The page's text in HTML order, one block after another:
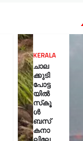
KERALA
ചാല
ക്കുടി
പോട്ട
യിൽ
സ്‌കൂ
ൾ
ബസ്
കനാ